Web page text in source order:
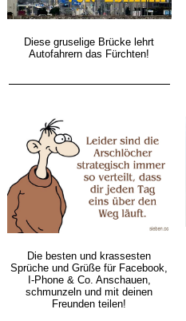
Diese gruselige Brücke lehrt
Autofahrern das Fürchten!
Die besten und krassesten
Sprüche und Grüße für Facebook,
I-Phone & Co. Anschauen,
schmunzeln und mit deinen
Freunden teilen!